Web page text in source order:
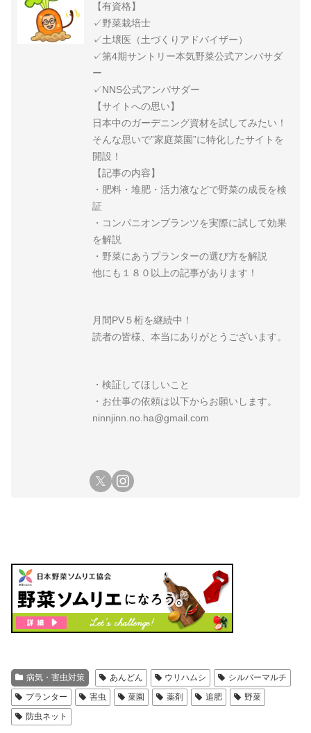
【有資格】
✓野菜栽培士
✓土壌医（土づくりアドバイザー）
✓第4期サントリー本気野菜公式アンバサダ
ー
✓NNS公式アンバサダー
【サイトへの思い】
日本中のガーデニング資材を試してみたい！
そんな思いで”家庭菜園”に特化したサイトを
開設！
【記事の内容】
・肥料・堆肥・活力液などで野菜の成長を検
証
・コンパニオンプランツを実際に試して効果
を解説
・野菜にあうプランターの選び方を解説
他にも１８０以上の記事があります！
月間PV５桁を継続中！
読者の皆様、本当にありがとうございます。
・検証してほしいこと
・お仕事の依頼は以下からお願いします。
ninnjinn.no.ha@gmail.com
病気・害虫対策 あんどん ウリハムシ
シルバーマルチ
プランター
害虫 菜園 薬剤 追肥
野菜
防虫ネット